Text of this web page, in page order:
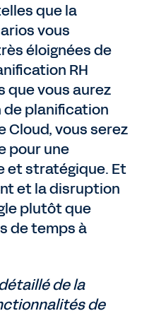
que la
vous
éloignées de
RH
que vous aurez
planification
Cloud, vous serez
pour une
et stratégique. Et
et la disruption
plutôt que
de temps à
de la
de